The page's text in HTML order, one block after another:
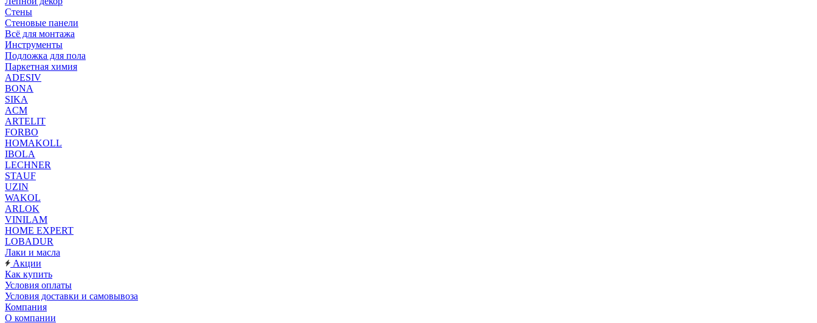
Стены
Стеновые панели
Всё для монтажа
Инструменты
Подложка для пола
Паркетная химия
ADESIV
BONA
SIKA
ACM
ARTELIT
FORBO
HOMAKOLL
IBOLA
LECHNER
STAUF
UZIN
WAKOL
ARLOK
VINILAM
HOME EXPERT
LOBADUR
Лаки и масла
Акции
Как купить
Условия оплаты
Условия доставки и самовывоза
Компания
О компании